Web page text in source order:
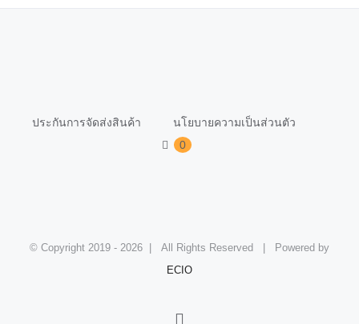
ประกันการจัดส่งสินค้า
นโยบายความเป็นส่วนตัว
0
© Copyright 2019 - 2026 | All Rights Reserved | Powered by
ECIO